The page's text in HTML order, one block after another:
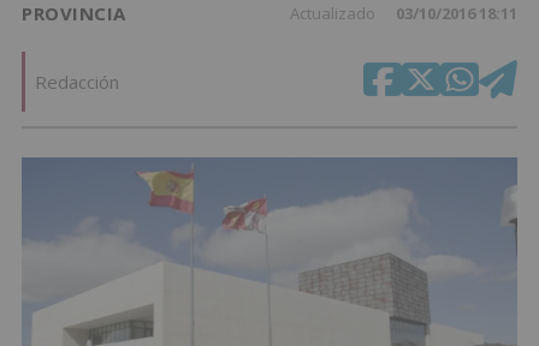
PROVINCIA Actualizado 03/10/2016 18:11
Redacción